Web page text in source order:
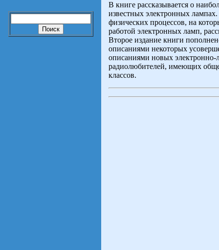
В книге рассказывается о
известных электронных
физических процессов, на
работой электронных ламп,
Второе издание книги
описаниями некоторых
описаниями новых
радиолюбителей, имеющих
классов.